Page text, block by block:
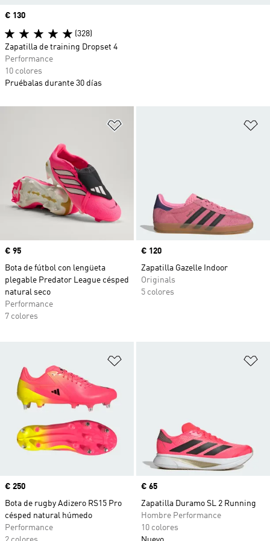
Precio
€ 95
Bota de fútbol con lengüeta
plegable Predator League césped
natural seco
Performance
7 colores
Precio
€ 120
Zapatilla Gazelle Indoor
Originals
5 colores
Precio
€ 250
Bota de rugby Adizero RS15 Pro
césped natural húmedo
Performance
Precio
€ 65
Zapatilla Duramo SL 2 Running
Hombre Performance
10 colores
Precio
€ 130
(328)
Zapatilla de training Dropset 4
Performance
10 colores
Pruébalas durante 30 días